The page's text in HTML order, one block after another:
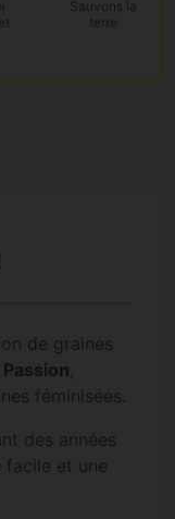
Sauvons la
terre
de graines
,
féminisées.
des années
facile et une